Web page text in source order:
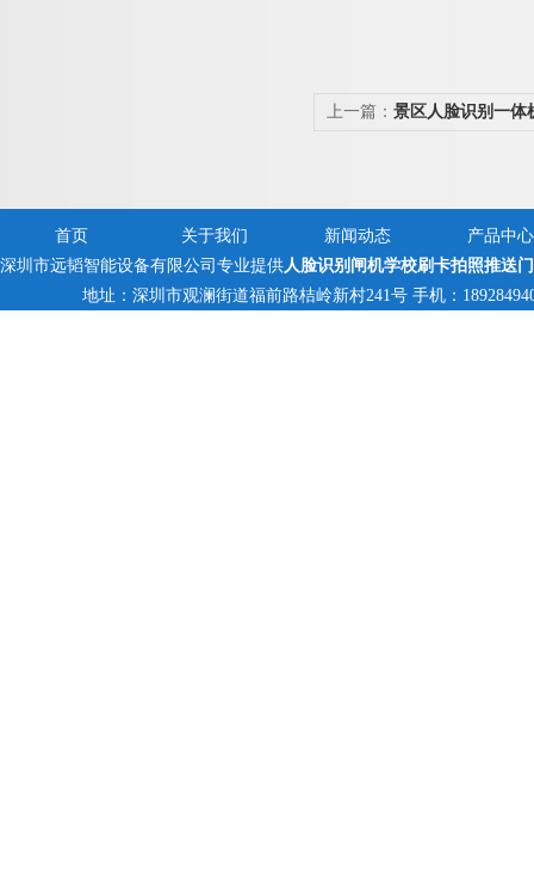
上一篇： 景区人脸识别一体
首页 关于我们 新闻动态
产品中心
深圳市远韬智能设备有限公司专业提供人脸识别闸机学校刷卡拍照推送
地址：深圳市观澜街道福前路桔岭新村241号 手机：